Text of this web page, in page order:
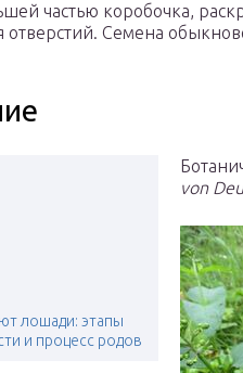
частью коробочка,
отверстий. Семена
лошади: этапы
и процесс родов
von